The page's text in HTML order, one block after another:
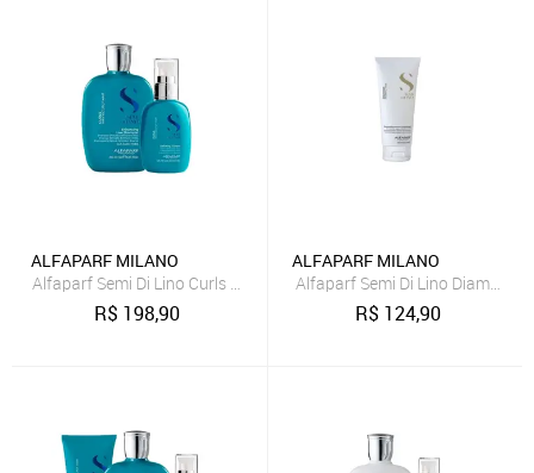
ALFAPARF MILANO
Alfaparf Semi Di Lino Curls Shampoo e Creme
R$ 198,90
ALFAPARF MILANO
Alfaparf Semi Di Lino Diamond
R$ 124,90